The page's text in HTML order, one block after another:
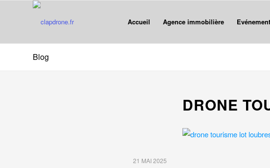
Accueil Agence immobilière Evénement
Blog
DRONE
21 MAI 2025